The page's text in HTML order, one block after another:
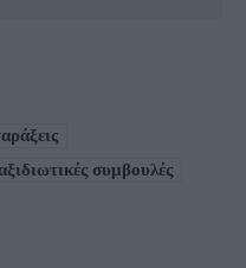
συμβουλές